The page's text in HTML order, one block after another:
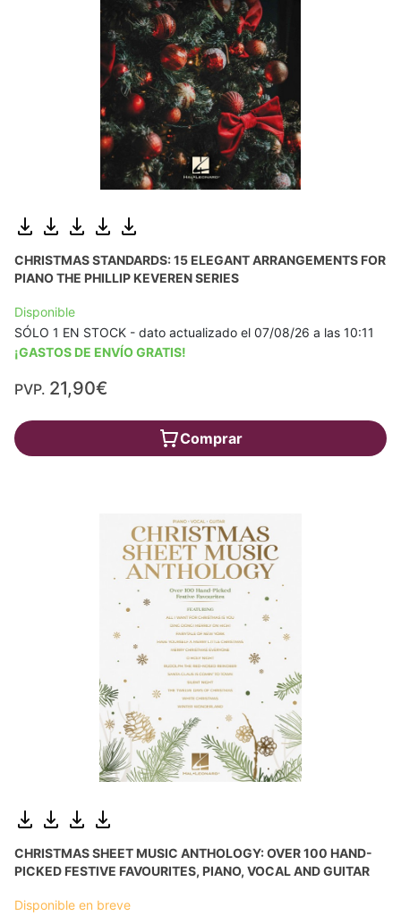
CHRISTMAS STANDARDS: 15 ELEGANT ARRANGEMENTS FOR
PIANO THE PHILLIP KEVEREN SERIES
Disponible
SÓLO 1 EN STOCK - dato actualizado el 07/08/26 a las 10:11
¡GASTOS DE ENVÍO GRATIS!
PVP. 21,90€
Comprar
CHRISTMAS SHEET MUSIC ANTHOLOGY: OVER 100 HAND-
PICKED FESTIVE FAVOURITES, PIANO, VOCAL AND GUITAR
Disponible en breve